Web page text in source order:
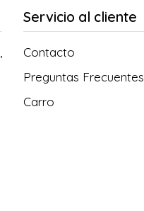
Servicio al cliente
Contacto
Preguntas Frecuentes
Carro